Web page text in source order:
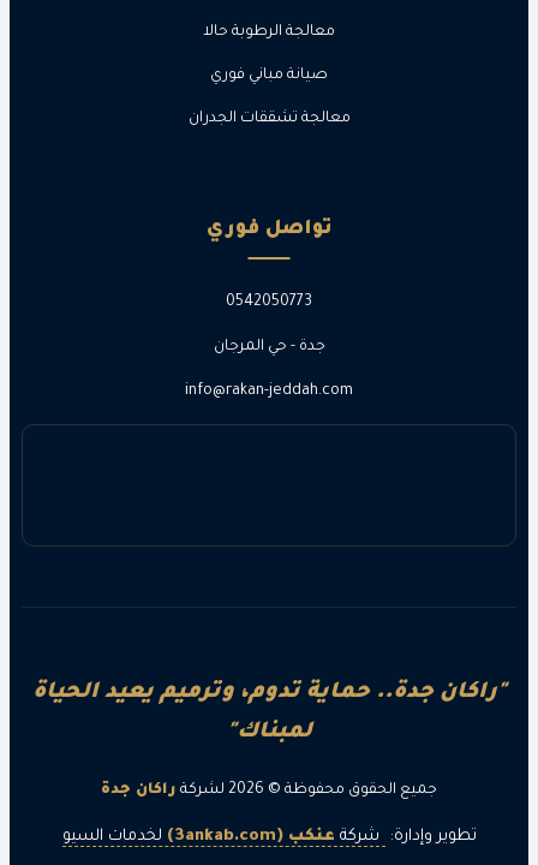
معالجة الرطوبة حالا
صيانة مباني فوري
معالجة تشققات الجدران
تواصل فوري
جدة - حي المرجان
info@rakan-jeddah.com
جدة.. حماية تدوم، وترميم يعيد الحياة
لمبناك"
جميع الحقوق محفوظة © 2026 لشركة راكان جدة
وإدارة: شركةعنكب (3ankab.com) لخدمات السيو